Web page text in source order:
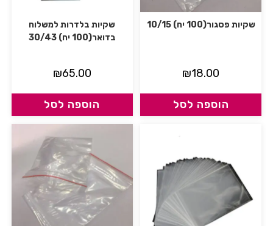
שקיות פסגור(100 יח) 10/15
₪18.00
הוספה לסל
שקיות בלדרות למשלוח
בדואר(100 יח) 30/43
₪65.00
הוספה לסל